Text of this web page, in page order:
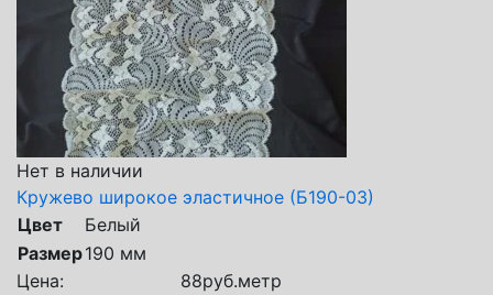
Нет в наличии
Кружево широкое эластичное (Б190-03)
Цвет
Белый
Размер190 мм
Цена:
88руб.метр